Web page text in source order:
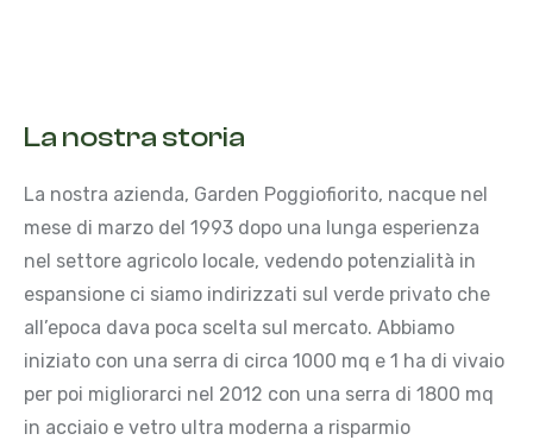
La nostra storia
La nostra azienda, Garden Poggiofiorito, nacque nel
mese di marzo del 1993 dopo una lunga esperienza
nel settore agricolo locale, vedendo potenzialità in
espansione ci siamo indirizzati sul verde privato che
all’epoca dava poca scelta sul mercato. Abbiamo
iniziato con una serra di circa 1000 mq e 1 ha di vivaio
per poi migliorarci nel 2012 con una serra di 1800 mq
in acciaio e vetro ultra moderna a risparmio